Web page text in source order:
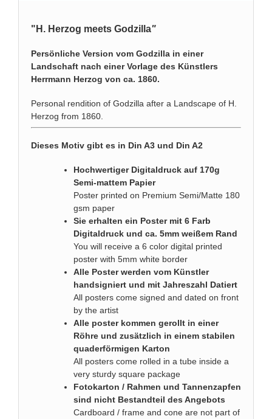
"H. Herzog meets Godzilla"
Persönliche Version vom Godzilla in einer
Landschaft nach einer Vorlage des Künstlers
Herrmann Herzog von ca. 1860.
Personal rendition of Godzilla after a Landscape of H.
Herzog from 1860.
Dieses Motiv gibt es in Din A3 und Din A2
Hochwertiger Digitaldruck auf 170g
Semi-mattem Papier
Poster printed on Premium Semi/Matte 180
gsm paper
Sie erhalten ein Poster mit 6 Farb
Digitaldruck und ca. 5mm weißem Rand
You will receive a 6 color digital printed
poster with 5mm white border
Alle Poster werden vom Künstler
handsigniert und mit Jahreszahl Datiert
All posters come signed and dated on front
by the artist
Alle poster kommen gerollt in einer
Röhre und zusätzlich in einem stabilen
quaderförmigen Karton
All posters come rolled in a tube inside a
very sturdy square package
Fotokarton / Rahmen und Tannenzapfen
sind nicht Bestandteil des Angebots
Cardboard / frame and cone are not part of